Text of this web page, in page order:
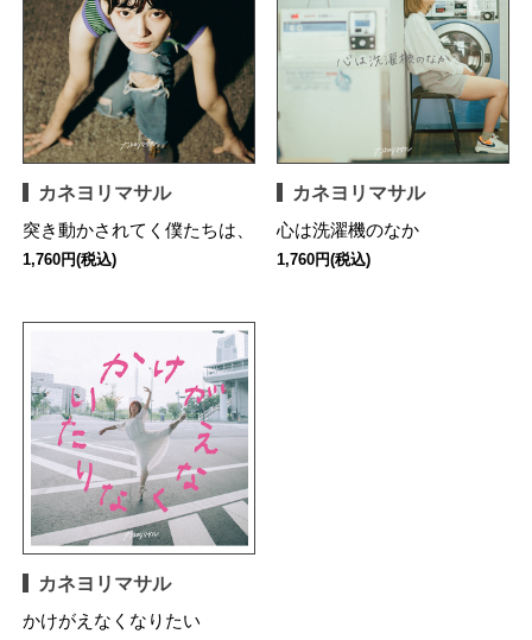
カネヨリマサル
突き動かされてく僕たちは、
1,760円(税込)
カネヨリマサル
心は洗濯機のなか
1,760円(税込)
カネヨリマサル
かけがえなくなりたい